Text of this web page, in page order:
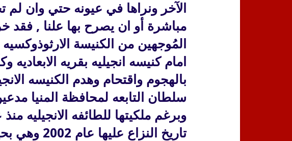
الآخر ونراها في عيونه حتي وان لم
مباشرة أو ان يصرح بها علنا , فقد
المُوجهين من الكنيسة الارثوذوكسيه
امام كنيسه انجيليه بقريه الابعاديه
بالهجوم واقتحام وهدم الكنيسه
سلطان التابعه لمحافظة المنيا
تاريخ النزاع